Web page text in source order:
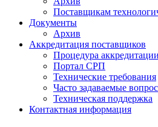
Поставщикам
Документы
Архив
Аккредитация поставщиков
Процедура аккредитации
Портал СРП
Технические требования
Часто задаваемые
Техническая поддержка
Контактная информация